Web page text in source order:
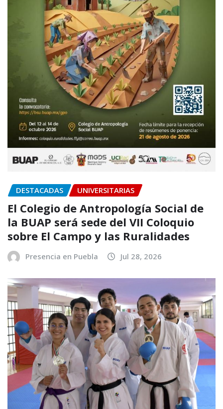
DESTACADAS UNIVERSITARIAS
El Colegio de Antropología Social de
la BUAP será sede del VII Coloquio
sobre El Campo y las Ruralidades
Presencia en Puebla Jul 28, 2026